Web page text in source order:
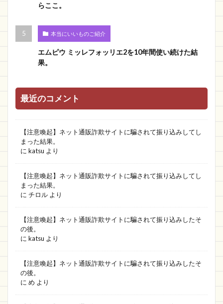
らここ。
本当にいいものご紹介
エムピウ ミッレフォッリエ2を10年間使い続けた結
果。
最近のコメント
【注意喚起】ネット通販詐欺サイトに騙されて振り込みしてし
まった結果。
に katsu より
【注意喚起】ネット通販詐欺サイトに騙されて振り込みしてし
まった結果。
に チロル より
【注意喚起】ネット通販詐欺サイトに騙されて振り込みしたそ
の後。
に katsu より
【注意喚起】ネット通販詐欺サイトに騙されて振り込みしたそ
の後。
に め より